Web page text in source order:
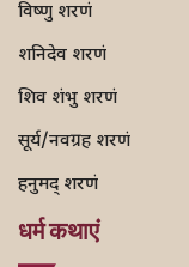
विष्णु शरणं
शनिदेव शरणं
शिव शंभु शरणं
सूर्य/नवग्रह शरणं
हनुमद् शरणं
धर्म कथाएं